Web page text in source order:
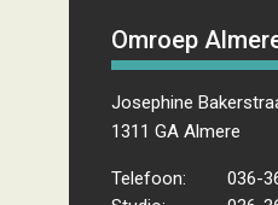
Omroep
Josephine
1311 GA Almere
Telefoon:
036-